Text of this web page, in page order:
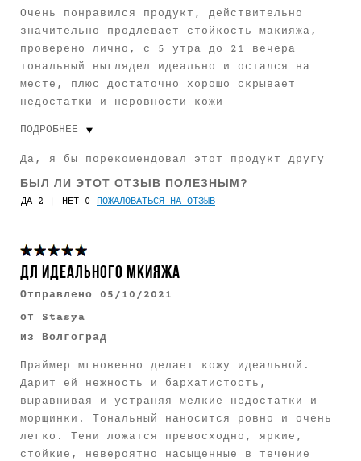
Очень понравился продукт, действительно
значительно продлевает стойкость макияжа,
проверено лично, с 5 утра до 21 вечера
тональный выглядел идеально и остался на
месте, плюс достаточно хорошо скрывает
недостатки и неровности кожи
ПОДРОБНЕЕ
Цвет глаз Карий
Оттенок кожи Очень светлый
Сколько вам лет От 18 до 24
Да, я бы порекомендовал этот продукт другу
БЫЛ ЛИ ЭТОТ ОТЗЫВ ПОЛЕЗНЫМ?
2 0 ПОЖАЛОВАТЬСЯ НА ОТЗЫВ
ДЛ ИДЕАЛЬНОГО МКИЯЖА
Отправлено 05/10/2021
от
Stasya
из
Волгоград
Праймер мгновенно делает кожу идеальной.
Дарит ей нежность и бархатистость,
выравнивая и устраняя мелкие недостатки и
морщинки. Тональный наносится ровно и очень
легко. Тени ложатся превосходно, яркие,
стойкие, невероятно насыщенные в течение